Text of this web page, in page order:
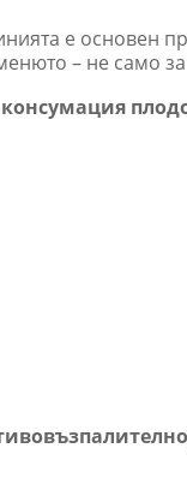
е основен
– не само